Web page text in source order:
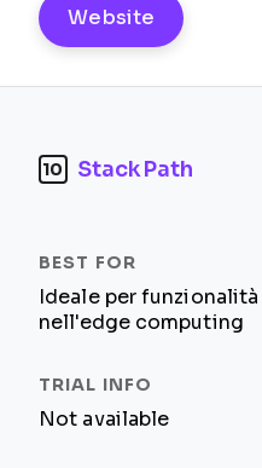
Website
10 StackPath
Ideale per
nell'edge computing
Not available